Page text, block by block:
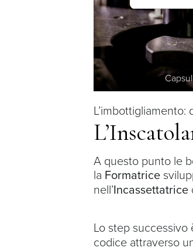
L’imbottigliamento:
A questo punto le
la Formatrice
nell’Incassettatrice
Lo step successivo
codice attraverso